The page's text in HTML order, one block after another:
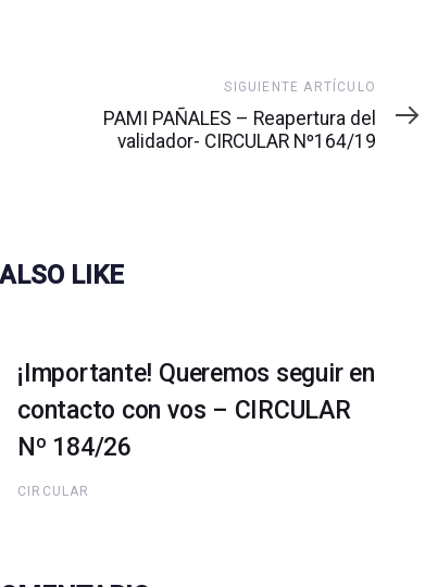
artículo
SIGUIENTE ARTÍCULO
PAMI PAÑALES – Reapertura del
validador- CIRCULAR Nº164/19
LIKE
¡Importante! Queremos seguir en
contacto con vos – CIRCULAR
Nº 184/26
CIRCULAR